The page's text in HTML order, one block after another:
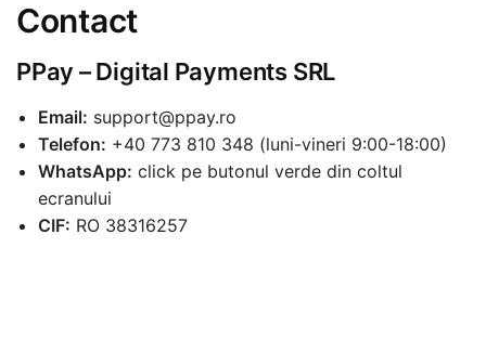
Contact
PPay – Digital Payments SRL
Email: support@ppay.ro
Telefon: +40 773 810 348 (luni-vineri 9:00-18:00)
WhatsApp: click pe butonul verde din coltul
ecranului
CIF: RO 38316257